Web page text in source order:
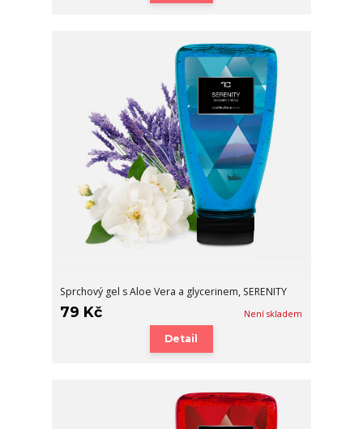
Sprchový gel s Aloe Vera a glycerinem, SERENITY
79 Kč Není skladem
Detail